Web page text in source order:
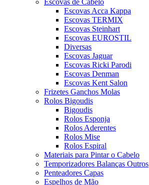
Escovas de Cabelo
Escovas Acca Kappa
Escovas TERMIX
Escovas Steinhart
Escovas EUROSTIL
Diversas
Escovas Jaguar
Escovas Ricki Parodi
Escovas Denman
Escovas Kent Salon
Frizetes Ganchos Molas
Rolos Bigoudis
Bigoudis
Rolos Esponja
Rolos Aderentes
Rolos Mise
Rolos Espiral
Materiais para Pintar o Cabelo
Temporizadores Balanças Outros
Penteadores Capas
Espelhos de Mão